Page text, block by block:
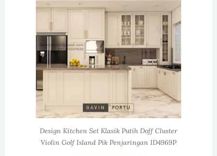
Design Kitchen Set Klasik Putih Doff Cluster
Violin Golf Island Pik Penjaringan ID4969P